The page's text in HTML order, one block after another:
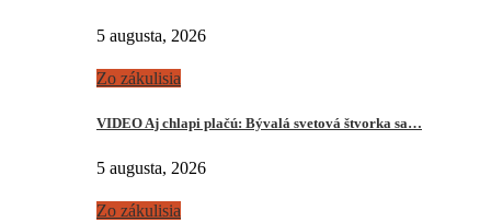
5 augusta, 2026
Zo zákulisia
VIDEO Aj chlapi plačú: Bývalá svetová štvorka sa…
5 augusta, 2026
Zo zákulisia